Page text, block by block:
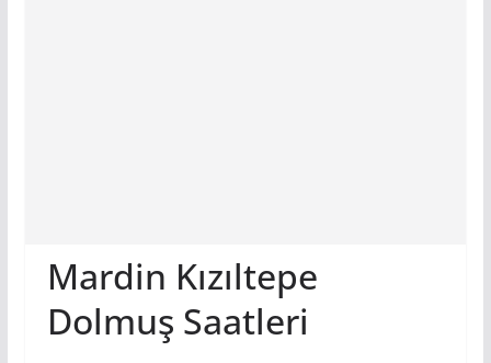
Mardin Kızıltepe
Dolmuş Saatleri